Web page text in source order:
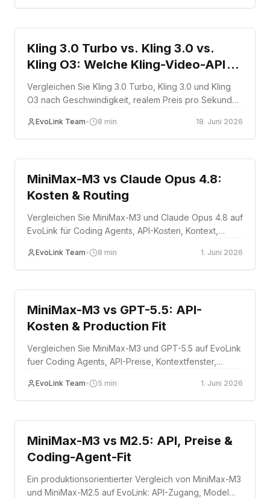
Comparison
Kling 3.0 Turbo vs. Kling 3.0 vs.
Kling O3: Welche Kling-Video-API
sollten Sie nutzen?
Vergleichen Sie Kling 3.0 Turbo, Kling 3.0 und Kling
O3 nach Geschwindigkeit, realem Preis pro Sekunde,
inklusive einer Produktions-Routing-Strategie auf
EvoLink.
EvoLink Team• 8 min 18. Juni 2026
Comparison
MiniMax-M3 vs Claude Opus 4.8:
Kosten & Routing
Vergleichen Sie MiniMax-M3 und Claude Opus 4.8 auf
EvoLink für Coding Agents, API-Kosten, Kontext,
Production Routing.
EvoLink Team• 8 min 1. Juni 2026
Comparison
MiniMax-M3 vs GPT-5.5: API-
Kosten & Production Fit
Vergleichen Sie MiniMax-M3 und GPT-5.5 auf EvoLink
fuer Coding Agents, API-Preise, Kontextfenster,
Routing.
EvoLink Team• 5 min 1. Juni 2026
Comparison
MiniMax-M3 vs M2.5: API, Preise &
Coding-Agent-Fit
Ein produktionsorientierter Vergleich von MiniMax-M3
und MiniMax-M2.5 auf EvoLink: API-Zugang, Model